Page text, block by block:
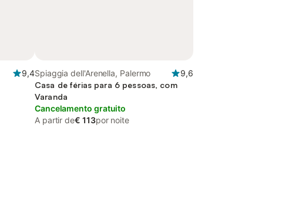
9,4Spiaggia dell'Arenella, Palermo
9,6
Casa de férias para 6 pessoas, com
Varanda
Cancelamento gratuito
A partir de€ 113por noite